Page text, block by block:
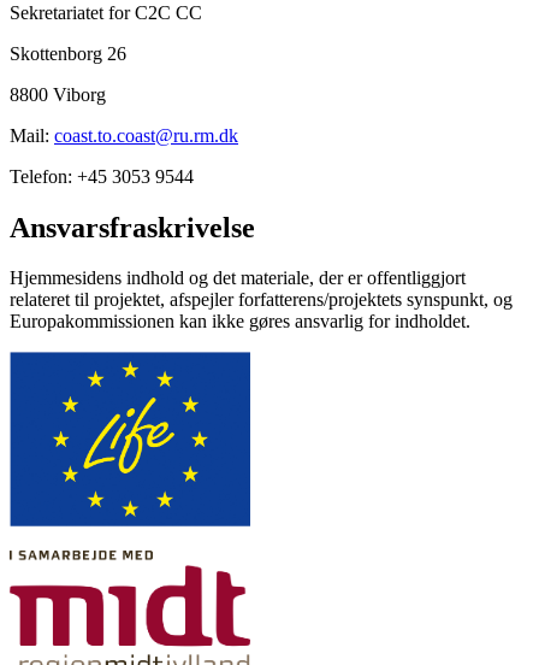
Sekretariatet for C2C CC
Skottenborg 26
8800 Viborg
Mail: coast.to.coast@ru.rm.dk
Telefon: +45 3053 9544
Ansvarsfraskrivelse
Hjemmesidens indhold og det materiale, der er offentliggjort
relateret til projektet, afspejler forfatterens/projektets synspunkt, og
Europakommissionen kan ikke gøres ansvarlig for indholdet.